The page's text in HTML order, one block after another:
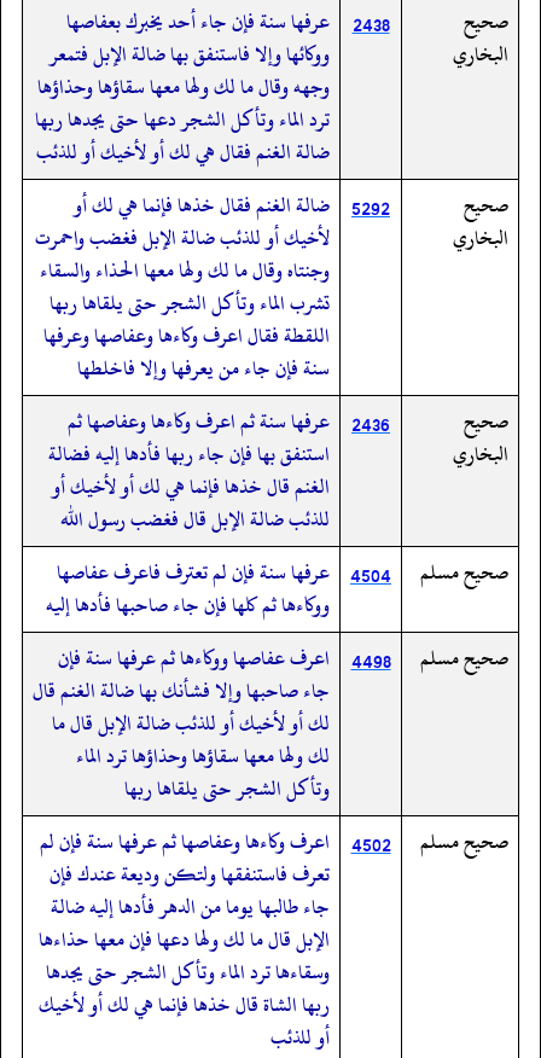
صحيح
البخاري
2438 عرفها سنة فإن جاء أحد يخبرك بعفاصها
ووكائها وإلا فاستنفق بها ضالة الإبل فتمعر
وجهه وقال ما لك ولها معها سقاؤها وحذاؤها
ترد الماء وتأكل الشجر دعها حتى يجدها ربها
ضالة الغنم فقال هي لك أو لأخيك أو للذئب
صحيح
البخاري
5292 ضالة الغنم فقال خذها فإنما هي لك أو
لأخيك أو للذئب ضالة الإبل فغضب واحمرت
وجنتاه وقال ما لك ولها معها الحذاء والسقاء
تشرب الماء وتأكل الشجر حتى يلقاها ربها
اللقطة فقال اعرف وكاءها وعفاصها وعرفها
سنة فإن جاء من يعرفها وإلا فاخلطها
صحيح
البخاري
2436 عرفها سنة ثم اعرف وكاءها وعفاصها ثم
استنفق بها فإن جاء ربها فأدها إليه فضالة
الغنم قال خذها فإنما هي لك أو لأخيك أو
للذئب ضالة الإبل قال فغضب رسول الله
صحيح مسلم
4504 عرفها سنة فإن لم تعترف فاعرف عفاصها
ووكاءها ثم كلها فإن جاء صاحبها فأدها إليه
صحيح مسلم
4498 اعرف عفاصها ووكاءها ثم عرفها سنة فإن
جاء صاحبها وإلا فشأنك بها ضالة الغنم قال
لك أو لأخيك أو للذئب ضالة الإبل قال ما
لك ولها معها سقاؤها وحذاؤها ترد الماء
وتأكل الشجر حتى يلقاها ربها
صحيح مسلم
4502 اعرف وكاءها وعفاصها ثم عرفها سنة فإن لم
تعرف فاستنفقها ولتكن وديعة عندك فإن
جاء طالبها يوما من الدهر فأدها إليه ضالة
الإبل قال ما لك ولها دعها فإن معها حذاءها
وسقاءها ترد الماء وتأكل الشجر حتى يجدها
ربها الشاة قال خذها فإنما هي لك أو لأخيك
أو للذئب